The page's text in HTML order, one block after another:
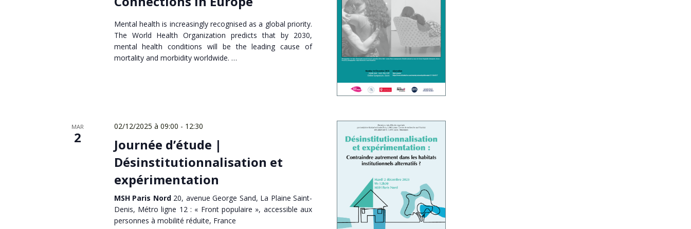
Mental health is increasingly recognised as a global priority.
The World Health Organization predicts that by 2030,
mental health conditions will be the leading cause of
mortality and morbidity worldwide. …
MAR
2
02/12/2025 à 09:00 - 12:30
Journée d’étude |
Désinstitutionnalisation et
expérimentation
MSH Paris Nord 20, avenue George Sand, La Plaine Saint-
Denis, Métro ligne 12 : « Front populaire », accessible aux
personnes à mobilité réduite, France